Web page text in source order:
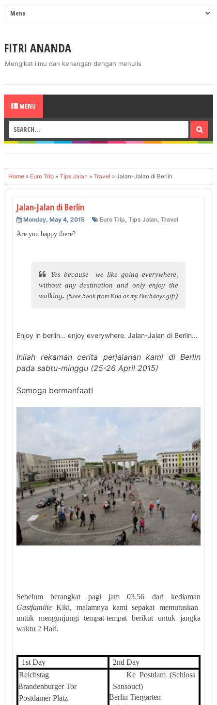
FITRI ANANDA
Mengikat ilmu dan kenangan dengan menulis
MENU
Home » Euro Trip » Tips Jalan » Travel » Jalan-Jalan di Berlin
Jalan-Jalan di Berlin
Monday, May 4, 2015 Euro Trip, Tips Jalan, Travel
Are you happy there?
Yes because we like going everywhere,
without any destination and only enjoy the
walking.(Note book from Kiki as my Birthdays gift)
Enjoy in berlin... enjoy everywhere. Jalan-Jalan di Berlin...
Inilah rekaman cerita perjalanan kami di Berlin
pada sabtu-minggu (25-26 April 2015)
Semoga bermanfaat!
Sebelum berangkat pagi jam 03.56 dari kediaman
GastfamilieKiki, malamnya kami sepakat memutuskan
untuk mengunjungi tempat-tempat berikut untuk jangka
waktu 2 Hari.
1st Day
2nd Day
Reichstag
Brandenburger Tor
Postdamer Platz
Ke Postdam (Schloss
Sansouci)
Berlin Tiergarten